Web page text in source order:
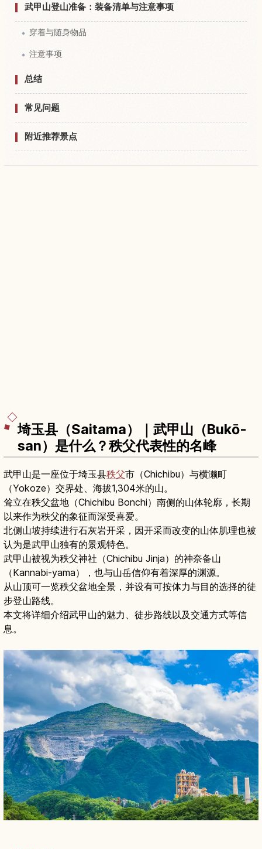
武甲山登山准备：装备清单与注意事项
穿着与随身物品
注意事项
总结
常见问题
附近推荐景点
埼玉县（Saitama）｜武甲山（Bukō-
san）是什么？秩父代表性的名峰
武甲山是一座位于埼玉县秩父市（Chichibu）与横濑町
（Yokoze）交界处、海拔1,304米的山。
耸立在秩父盆地（Chichibu Bonchi）南侧的山体轮廓，长期
以来作为秩父的象征而深受喜爱。
北侧山坡持续进行石灰岩开采，因开采而改变的山体肌理也被
认为是武甲山独有的景观特色。
武甲山被视为秩父神社（Chichibu Jinja）的神奈备山
（Kannabi-yama），也与山岳信仰有着深厚的渊源。
从山顶可一览秩父盆地全景，并设有可按体力与目的选择的徒
步登山路线。
本文将详细介绍武甲山的魅力、徒步路线以及交通方式等信
息。